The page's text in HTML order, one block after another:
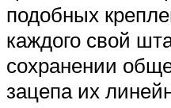
подобных
каждого свой
сохранении
зацепа их